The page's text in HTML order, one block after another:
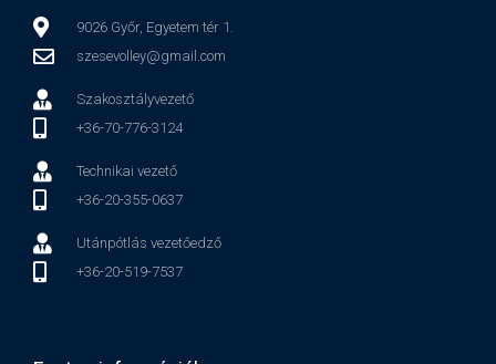
9026 Győr, Egyetem tér 1.
szesevolley@gmail.com
Szakosztályvezető
+36-70-776-3124
Technikai vezető
+36-20-355-0637
Utánpótlás vezetőedző
+36-20-519-7537